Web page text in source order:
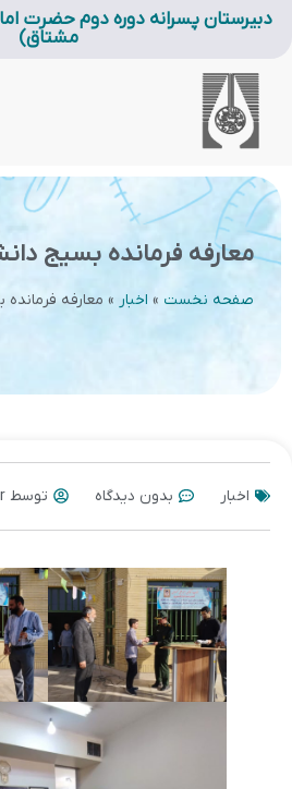
دبیرستان پسرانه دوره دوم حضرت
مشتاق)
معارفه فرمانده بسیج
صفحه نخست » اخبار » معارفه
اخبار بدون دیدگاه توسط